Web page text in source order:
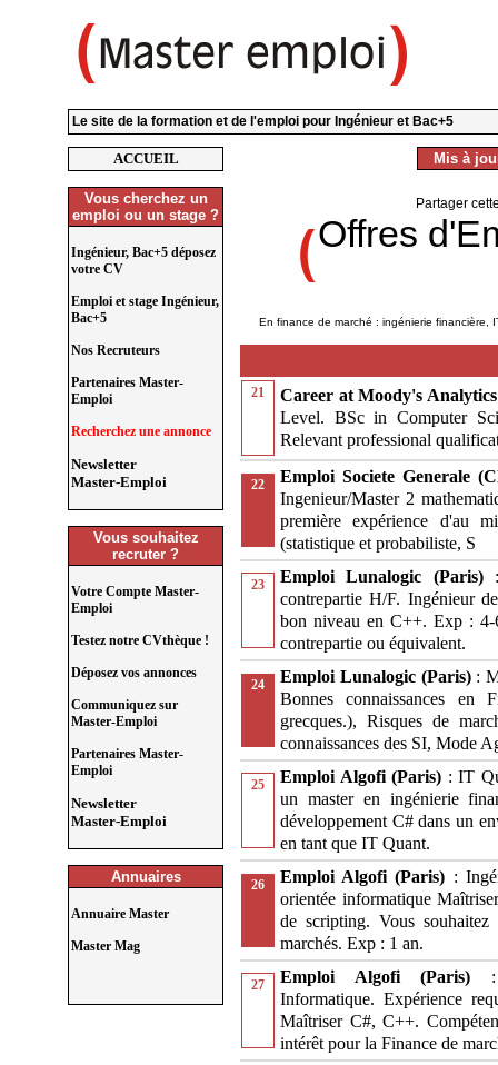
Le site de la formation et de l'emploi pour Ingénieur et Bac+5
ACCUEIL
Vous cherchez un
emploi ou un stage ?
Ingénieur, Bac+5 déposez
votre CV
Emploi et stage Ingénieur,
Bac+5
Nos Recruteurs
Partenaires Master-
Emploi
Recherchez une annonce
Newsletter
Master-Emploi
Vous souhaitez
recruter ?
Votre Compte Master-
Emploi
Testez notre CVthèque !
Déposez vos annonces
Communiquez sur
Master-Emploi
Partenaires Master-
Emploi
Newsletter
Master-Emploi
Annuaires
Annuaire Master
Master Mag
Mis à
Partager
Offres
En finance de marché : ingénierie financière,
21
Career at Moody's
Level. BSc in Computer
Relevant professional
22
Emploi Societe Generale
Ingenieur/Master 2
première expérience d'au
(statistique et probabiliste, S
23 Emploi Lunalogic (Paris)
contrepartie H/F. Ingénieur
bon niveau en C++. Exp : 4-
contrepartie ou équivalent.
24 Emploi Lunalogic (Paris) :
Bonnes connaissances en
grecques.), Risques de
connaissances des SI, Mode
25 Emploi Algofi (Paris) : IT
un master en ingénierie
développement C# dans un
en tant que IT Quant.
26 Emploi Algofi (Paris) :
orientée informatique
de scripting. Vous
marchés. Exp : 1 an.
27 Emploi Algofi (Paris)
Informatique. Expérience
Maîtriser C#, C++.
intérêt pour la Finance de